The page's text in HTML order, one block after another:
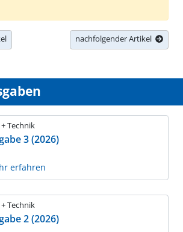
nachfolgender Artikel
Technik
3 (2026)
erfahren
Technik
2 (2026)